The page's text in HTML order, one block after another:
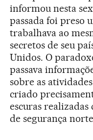
informou nesta
passada foi preso
trabalhava ao
secretos de seu
Unidos. O
passava
sobre as
criado
escuras
de segurança